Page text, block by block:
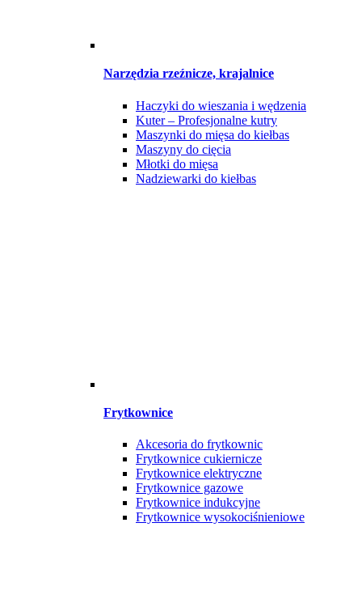
Narzędzia rzeźnicze, krajalnice
Haczyki do wieszania i wędzenia
Kuter – Profesjonalne kutry
Maszynki do mięsa do kiełbas
Maszyny do cięcia
Młotki do mięsa
Nadziewarki do kiełbas
Frytkownice
Akcesoria do frytkownic
Frytkownice cukiernicze
Frytkownice elektryczne
Frytkownice gazowe
Frytkownice indukcyjne
Frytkownice wysokociśnieniowe